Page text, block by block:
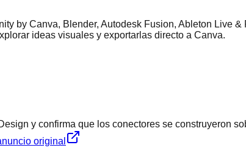
by Canva, Blender, Autodesk Fusion, Ableton Live
ideas visuales y exportarlas directo a Canva.
y confirma que los conectores se construyeron
original